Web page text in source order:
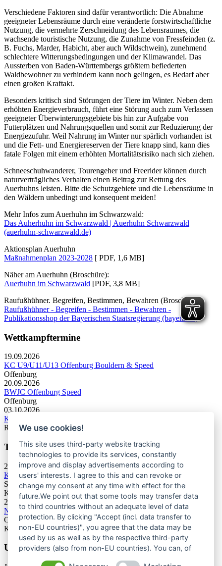
Verschiedene Faktoren sind dafür verantwortlich: Die Abnahme
geeigneter Lebensräume durch eine veränderte forstwirtschaftliche
Nutzung, die vermehrte Zerschneidung des Lebensraumes, die
wachsende touristische Nutzung, die Zunahme von Fressfeinden (z.
B. Fuchs, Marder, Habicht, aber auch Wildschwein), zunehmend
schlechtere Witterungsbedingungen und der Klimawandel. Das
Aussterben von Baden-Württembergs größtem befiederten
Waldbewohner zu verhindern kann noch gelingen, es Bedarf aber
einen großen Kraftakt.
Besonders kritisch sind Störungen der Tiere im Winter. Neben dem
erhöhten Energieverbrauch, führt eine Störung auch zum Verlassen
geeigneter Überwinterungsgebiete bis hin zur Aufgabe von
Futterplätzen und Nahrungsquellen und somit zur Reduzierung der
Energiezufuhr. Weil Nahrung im Winter nur spärlich vorhanden ist
und die Fett- und Energiereserven der Tiere knapp sind, kann dies
fatale Folgen mit einem erhöhten Mortalitätsrisiko nach sich ziehen.
Schneeschuhwanderer, Tourengeher und Freerider können durch
naturverträgliches Verhalten einen Beitrag zur Rettung des
Auerhuhns leisten. Bitte die Schutzgebiete und die Lebensräume in
den Wäldern unbedingt und konsequent meiden!
Mehr Infos zum Auerhuhn im Schwarzwald:
Das Auherhuhn im Schwarzwald | Auerhuhn Schwarzwald
(auerhuhn-schwarzwald.de)
Aktionsplan Auerhuhn
Maßnahmenplan 2023-2028 [ PDF, 1,6 MB]
Näher am Auerhuhn (Broschüre):
Auerhuhn im Schwarzwald [PDF, 3,8 MB]
Raufußhühner. Begreifen, Bestimmen, Bewahren (Broschüre):
Raufußhühner - Begreifen - Bestimmen - Bewahren -
Publikationsshop der Bayerischen Staatsregierung (bayern.de)
Wettkampftermine
19.09.2026
KC U9/U11/U13 Offenburg Bouldern & Speed
Offenburg
20.09.2026
BWJC Offenburg Speed
Offenburg
03.10.2026
KC U13 Rottweil Toprope & Speed
Rottweil
Termine Bergsport & Naturschutz
28.11.2026
Kletterforum 2026
Stuttgart
Kategorie: Tagung
25.06.2027
Naturschutztagung 2027
Oberes Donautal, Beuron
Kategorie: Tagung
Unsere Newsletter
We use cookies!
This site uses third-party website tracking
technologies to provide its services, constantly
improve and display advertisements according to
users' interests. I agree to this and can revoke or
change my consent at any time with effect for the
future.We point out that some tools may transfer data
to third countries without an adequate level of data
protection. By clicking "Accept (incl. data transfer to
non-EU countries)", you agree that the data may be
used by us as well as by the respective third-party
providers (also from non-EU countries). You can, of